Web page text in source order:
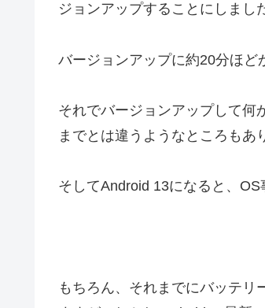
ジョンアップすることにしまし
バージョンアップに約20分ほど
それでバージョンアップして何
までとは違うようなところもあ
そしてAndroid 13になると、
もちろん、それまでにバッテリ